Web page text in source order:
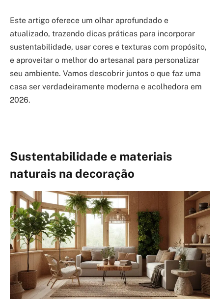
Este artigo oferece um olhar aprofundado e
atualizado, trazendo dicas práticas para incorporar
sustentabilidade, usar cores e texturas com propósito,
e aproveitar o melhor do artesanal para personalizar
seu ambiente. Vamos descobrir juntos o que faz uma
casa ser verdadeiramente moderna e acolhedora em
2026.
Sustentabilidade e materiais
naturais na decoração